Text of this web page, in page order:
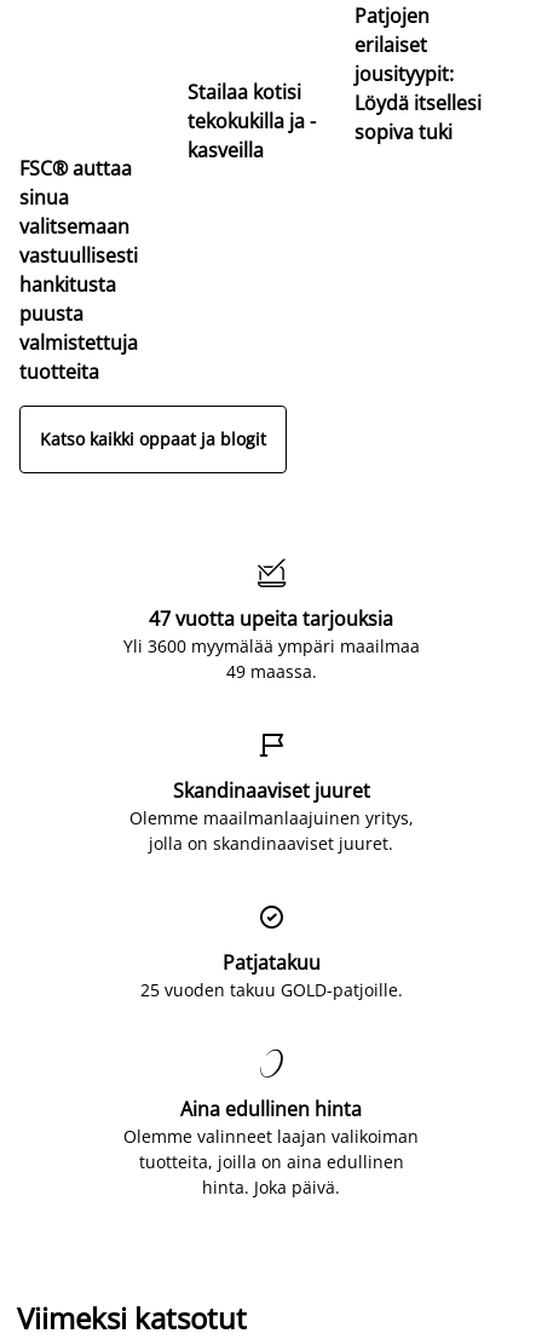
FSC® auttaa
sinua
valitsemaan
vastuullisesti
hankitusta
puusta
valmistettuja
tuotteita
Stailaa kotisi
tekokukilla ja -
kasveilla
Patjojen
erilaiset
jousityypit:
Löydä itsellesi
sopiva tuki
Katso kaikki oppaat ja blogit

47 vuotta upeita tarjouksia
Yli 3600 myymälää ympäri maailmaa
49 maassa.

Skandinaaviset juuret
Olemme maailmanlaajuinen yritys,
jolla on skandinaaviset juuret.

Patjatakuu
25 vuoden takuu GOLD-patjoille.

Aina edullinen hinta
Olemme valinneet laajan valikoiman
tuotteita, joilla on aina edullinen
hinta. Joka päivä.
Viimeksi katsotut